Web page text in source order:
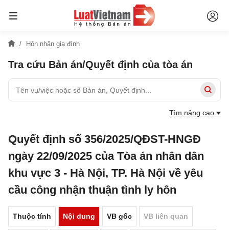
Hôn nhân gia đình
Tra cứu Bản án/Quyết định của tòa án
Tìm nâng cao
Quyết định số 356/2025/QĐST-HNGĐ
ngày 22/09/2025 của Tòa án nhân dân
khu vực 3 - Hà Nội, TP. Hà Nội về yêu
cầu công nhận thuận tình ly hôn
Thuộc tính Nội dung VB gốc VB liên quan